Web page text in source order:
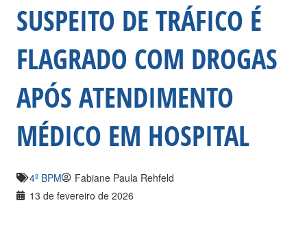
SUSPEITO DE TRÁFICO É
FLAGRADO COM DROGAS
APÓS ATENDIMENTO
MÉDICO EM HOSPITAL
4º BPM
Fabiane Paula Rehfeld
13 de fevereiro de 2026